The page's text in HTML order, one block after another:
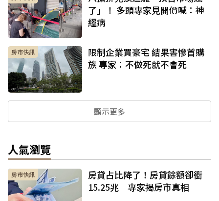
了」！ 多頭專家見開價喊：神
經病
房市快訊
限制企業買豪宅 結果害慘首購
族 專家：不做死就不會死
顯示更多
人氣瀏覽
房市快訊
房貸占比降了！房貸餘額卻衝
15.25兆 專家揭房市真相